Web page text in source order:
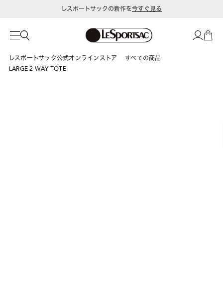
レスポートサックの新作を今すぐ見る
レスポートサック公式オンラインストア
すべての商品
LARGE 2 WAY TOTE